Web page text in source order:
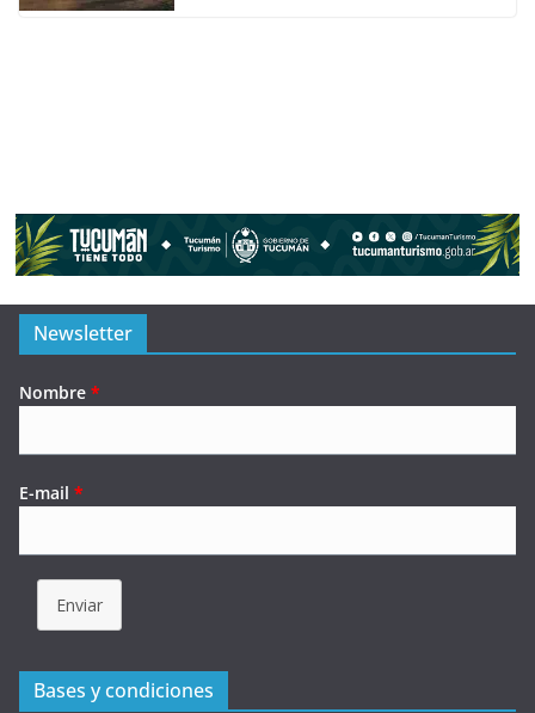
Newsletter
Nombre *
E-mail *
Enviar
Bases y condiciones